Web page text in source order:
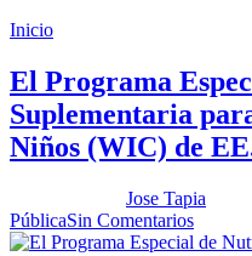
Inicio
El Programa
Suplementaria
Niños (WIC) de
Jose Tapia
PúblicaSin Comentarios